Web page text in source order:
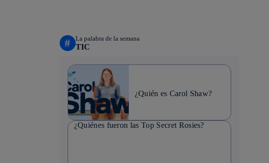
# La palabra de la semana
TIC
¿Quién es Carol Shaw?
¿Quiénes fueron las Top Secret Rosies?